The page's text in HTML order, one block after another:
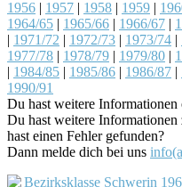
1956 | 1957 | 1958 | 1959 |
1964/65 | 1965/66 | 1966/67 |
| 1971/72 | 1972/73 | 1973/74 |
1977/78 | 1978/79 | 1979/80 |
| 1984/85 | 1985/86 | 1986/87 |
1990/91
Du hast weitere Informationen
Du hast weitere Informationen
hast einen Fehler gefunden?
Dann melde dich bei uns